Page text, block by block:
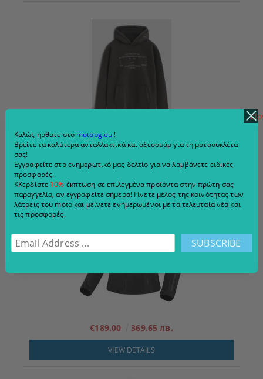
€92.50 180.91 лв.
ADD TO CART
€189.00 369.65 лв.
VIEW DETAILS
Καλώς ήρθατε στο motobg.eu !
Βρείτε τα καλύτερα ανταλλακτικά και αξεσουάρ για τη μοτοσυκλέτα
σας!
Εγγραφείτε στο ενημερωτικό μας δελτίο για να λαμβάνετε ειδικές
προσφορές.
ΚΚερδίστε 10% έκπτωση σε επιλεγμένα προϊόντα στην πρώτη σας
παραγγελία, αν εγγραφείτε σήμερα! Γίνετε μέλος της κοινότητας των
λάτρεις του moto και μείνετε ενημερωμένοι με τα τελευταία νέα και
τις προσφορές.